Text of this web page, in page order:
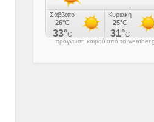
πρόγνωση καιρού από το